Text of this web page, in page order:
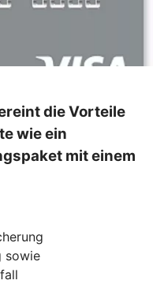
die Vorteile
wie ein
mit einem
sowie